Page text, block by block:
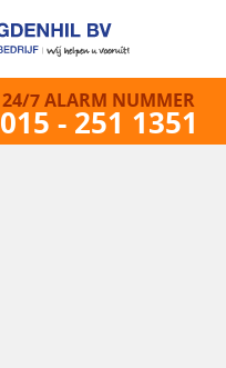
24/7 ALARM NUMMER
015 - 251 1351